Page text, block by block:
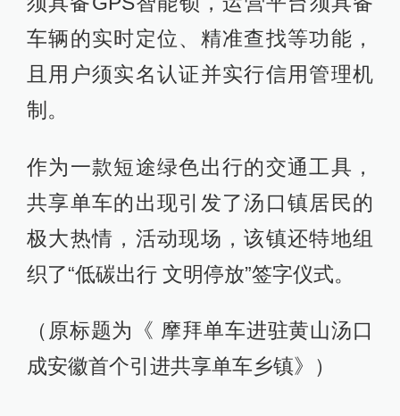
车辆的实时定位、精准查找等功能，
且用户须实名认证并实行信用管理机
制。
作为一款短途绿色出行的交通工具，
共享单车的出现引发了汤口镇居民的
极大热情，活动现场，该镇还特地组
织了“低碳出行 文明停放”签字仪式。
（原标题为《 摩拜单车进驻黄山汤口
成安徽首个引进共享单车乡镇》）